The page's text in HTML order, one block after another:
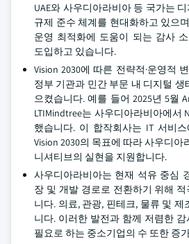
UAE와 사우디아라비아 등 국가는
규제 준수 체계를 현대화하고 있으
운영 최적화에 도움이 되는 감사
도입하고 있습니다.
Vision 2030에 따른 전략적·운영적
정부 기관과 민간 부문 내 디지털 생
으켰습니다. 예를 들어 2025년 5월
LTIMindtree는 사우디아라비아에서
했습니다. 이 합작회사는 IT 서비
Vision 2030의 목표에 따라 사우디아
니셔티브의 실현을 지원합니다.
사우디아라비아는 현재 석유 중심
장 및 개발 경로로 전환하기 위해
니다. 의료, 관광, 핀테크, 물류 및
니다. 이러한 발전과 함께 저렴한
필요로 하는 중소기업의 수 또한 증